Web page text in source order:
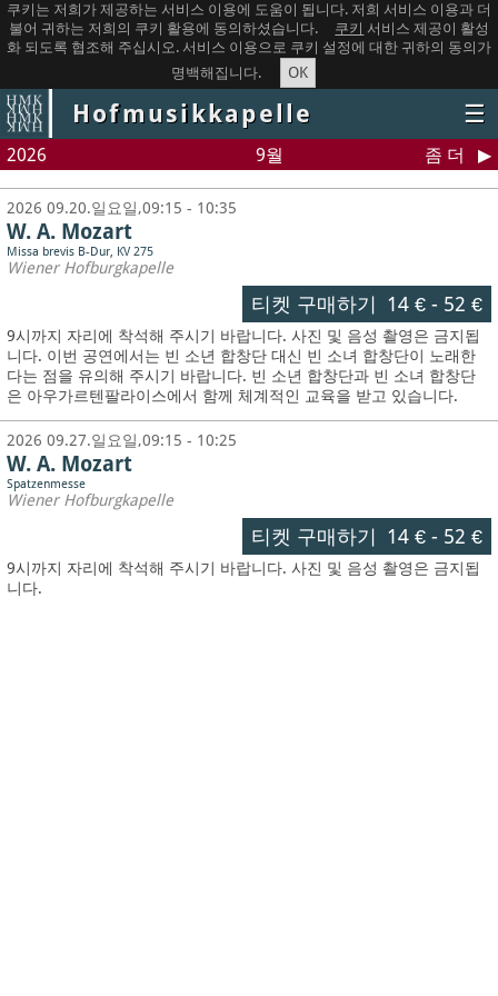
쿠키는 저희가 제공하는 서비스 이용에 도움이 됩니다. 저희 서비스 이용과 더
불어 귀하는 저희의 쿠키 활용에 동의하셨습니다.
쿠키 서비스 제공이 활성
화 되도록 협조해 주십시오. 서비스 이용으로 쿠키 설정에 대한 귀하의 동의가
명백해집니다.
OK
Hofmusikkapelle ☰
2026 9월 좀 더
2026 09.20.일요일,09:15 - 10:35
W. A. Mozart
Missa brevis B-Dur, KV 275
Wiener Hofburgkapelle
티켓 구매하기 14 €- 52 €
9시까지 자리에 착석해 주시기 바랍니다. 사진 및 음성 촬영은 금지됩
니다. 이번 공연에서는 빈 소년 합창단 대신 빈 소녀 합창단이 노래한
다는 점을 유의해 주시기 바랍니다. 빈 소년 합창단과 빈 소녀 합창단
은 아우가르텐팔라이스에서 함께 체계적인 교육을 받고 있습니다.
2026 09.27.일요일,09:15 - 10:25
W. A. Mozart
Spatzenmesse
Wiener Hofburgkapelle
티켓 구매하기 14 €- 52 €
9시까지 자리에 착석해 주시기 바랍니다. 사진 및 음성 촬영은 금지됩
니다.